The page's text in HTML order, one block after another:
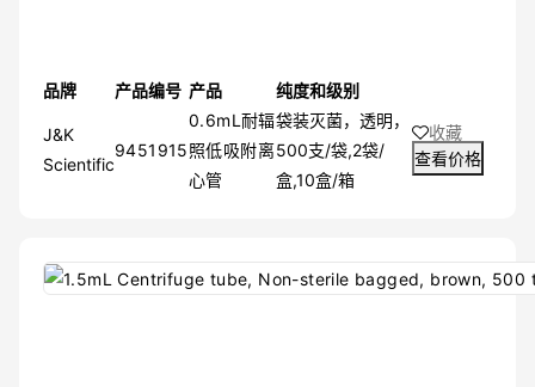
品牌 产品编号 产品 纯度和级别
J&K
Scientific
9451915
0.6mL耐辐
照低吸附离
心管
袋装灭菌，透明，
500支/袋,2袋/
盒,10盒/箱
收藏
查看价格